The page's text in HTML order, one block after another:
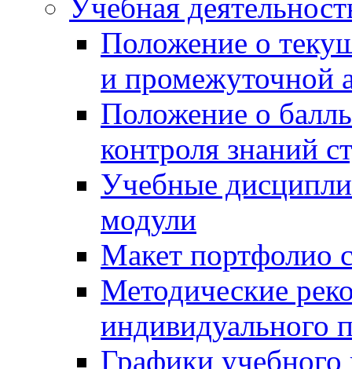
Учебная
Положение о
и промежуточной
Положение о
контроля знаний
Учебные
модули
Макет портфолио
Методические
индивидуального
Графики учебного